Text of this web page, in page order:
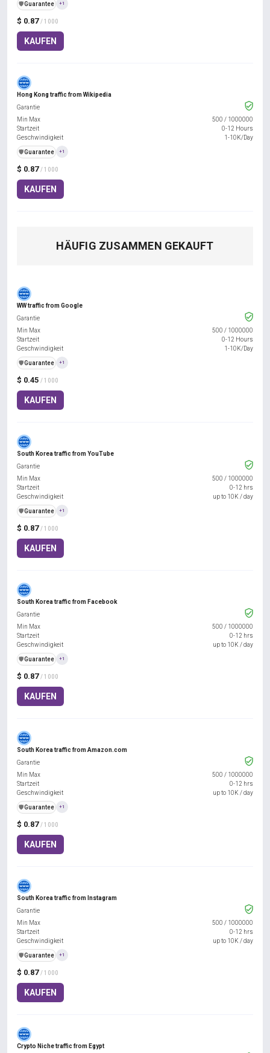
$ 0.87 / 1000
KAUFEN
️🛡️Guarantee +1
Hong Kong traffic from Wikipedia
$ 0.87 / 1000
KAUFEN
Garantie
Min Max
500 / 1000000
Startzeit
0-12 Hours
Geschwindigkeit
1-10K/Day
️🛡️Guarantee +1
HÄUFIG ZUSAMMEN GEKAUFT
WW traffic from Google
$ 0.45 / 1000
KAUFEN
Garantie
Min Max
500 / 1000000
Startzeit
0-12 Hours
Geschwindigkeit
1-10K/Day
️🛡️Guarantee +1
South Korea traffic from YouTube
$ 0.87 / 1000
KAUFEN
Garantie
Min Max
500 / 1000000
Startzeit
0-12 hrs
Geschwindigkeit
up to 10K / day
️🛡️Guarantee +1
South Korea traffic from Facebook
$ 0.87 / 1000
KAUFEN
Garantie
Min Max
500 / 1000000
Startzeit
0-12 hrs
Geschwindigkeit
up to 10K / day
️🛡️Guarantee +1
South Korea traffic from Amazon.com
$ 0.87 / 1000
KAUFEN
Garantie
Min Max
500 / 1000000
Startzeit
0-12 hrs
Geschwindigkeit
up to 10K / day
️🛡️Guarantee +1
South Korea traffic from Instagram
$ 0.87 / 1000
KAUFEN
Garantie
Min Max
500 / 1000000
Startzeit
0-12 hrs
Geschwindigkeit
up to 10K / day
️🛡️Guarantee +1
Crypto Niche traffic from Egypt